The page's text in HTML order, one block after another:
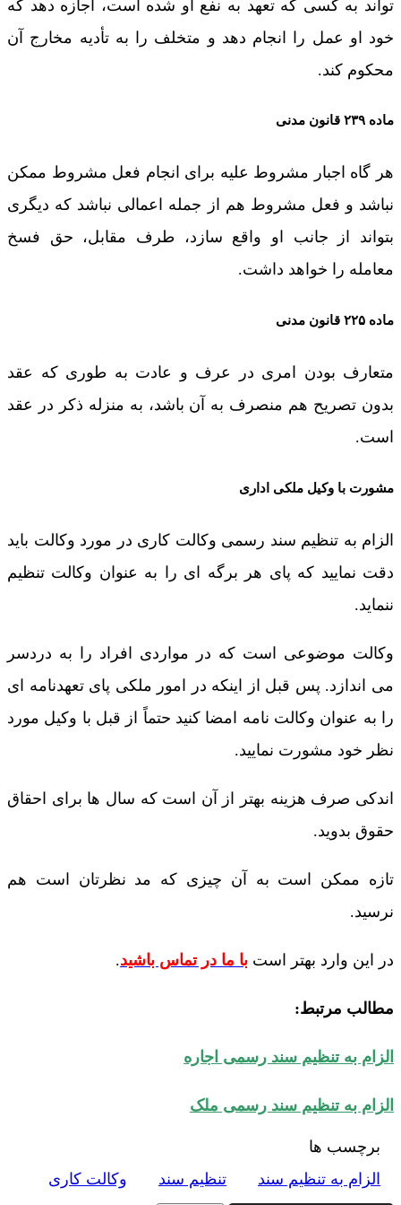
تواند به کسی که تعهد به نفع او شده است، اجازه دهد که
خود او عمل را انجام دهد و متخلف را به تأدیه مخارج آن
محکوم کند.
ماده ۲۳۹ قانون مدنی
هر گاه اجبار مشروط عليه برای انجام فعل مشروط ممکن
نباشد و فعل مشروط هم از جمله اعمالی نباشد که دیگری
بتواند از جانب او واقع سازد، طرف مقابل، حق فسخ
معامله را خواهد داشت.
ماده ۲۲۵ قانون مدنی
متعارف بودن امری در عرف و عادت به طوری که عقد
بدون تصريح هم منصرف به آن باشد، به منزله ذکر در عقد
است.
مشورت با وکیل ملکی اداری
الزام به تنظیم سند رسمی وکالت کاری در مورد وکالت باید
دقت نمایید که پای هر برگه ای را به عنوان وکالت تنظیم
ننماید.
وکالت موضوعی است که در مواردی افراد را به دردسر
می اندازد. پس قبل از اینکه در امور ملکی پای تعهدنامه ای
را به عنوان وکالت نامه امضا کنید حتماً از قبل با وکیل مورد
نظر خود مشورت نمایید.
اندکی صرف هزینه بهتر از آن است که سال ها برای احقاق
حقوق بدوید.
تازه ممکن است به آن چیزی که مد نظرتان است هم
نرسید.
در این وارد بهتر است با ما در تماس باشید.
مطالب مرتبط:
الزام به تنظیم سند رسمی اجاره
الزام به تنظیم سند رسمی ملک
برچسب ها
الزام به تنظیم سند
تنظیم سند وکالت کاری